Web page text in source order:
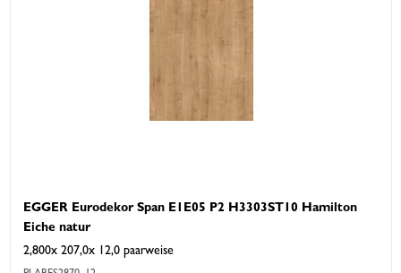
EGGER Eurodekor Span E1E05 P2 H3303ST10 Hamilton
Eiche natur
2,800x 207,0x 12,0 paarweise